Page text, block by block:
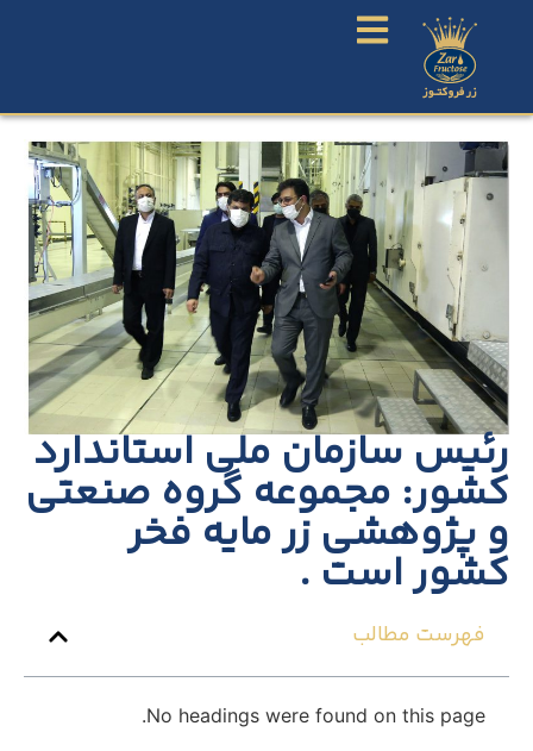
رئیس سازمان ملی استاندارد
کشور: مجموعه گروه صنعتی
و پژوهشی زر مایه فخر
کشور است .
فهرست مطالب
No headings were found on this page.